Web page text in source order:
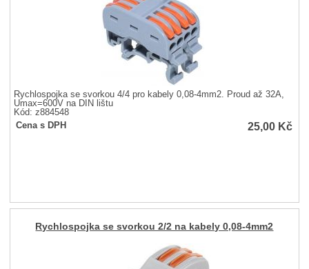
Rychlospojka se svorkou 4/4 pro kabely 0,08-4mm2. Proud až 32A,
Umax=600V na DIN lištu
Kód: z884548
Cena s DPH
25,00 Kč
Rychlospojka se svorkou 2/2 na kabely 0,08-4mm2